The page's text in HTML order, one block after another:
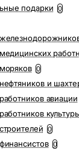
подарки 0
0
и
авиации
0
0